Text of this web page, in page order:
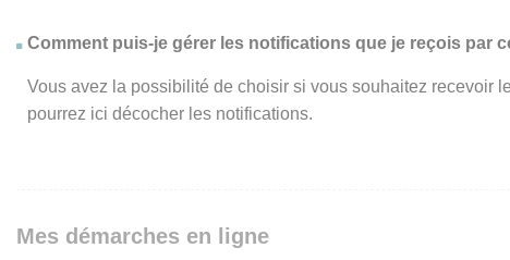
Comment puis-je gérer les notifications que je reçois par
Vous avez la possibilité de choisir si vous souhaitez recevoir
pourrez ici décocher les notifications.
Mes démarches en ligne